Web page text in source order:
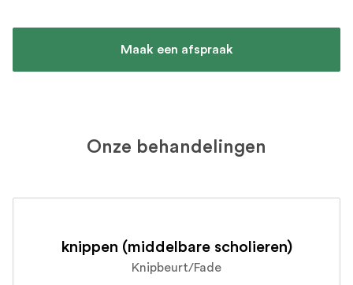
Maak een afspraak
Onze behandelingen
knippen (middelbare scholieren)
Knipbeurt/Fade